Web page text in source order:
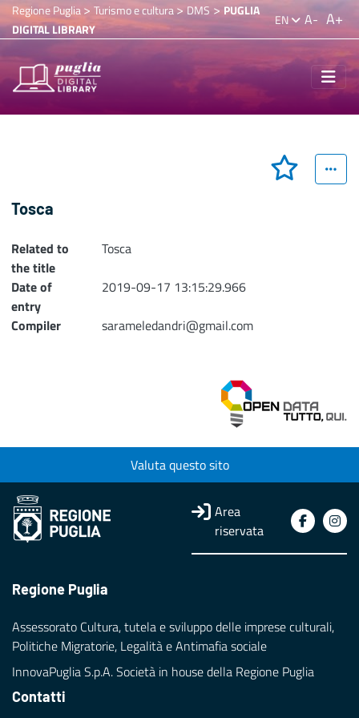
Regione Puglia> Turismo e cultura>DMS > PUGLIA
DIGITAL LIBRARY
EN A- A+
Tosca
Related to
the title
Tosca
Date of
entry
2019-09-17 13:15:29.966
Compiler
sarameledandri@gmail.com
Valuta questo sito
Area
riservata
Regione Puglia
Assessorato Cultura, tutela e sviluppo delle imprese culturali,
Politiche Migratorie, Legalità e Antimafia sociale
InnovaPuglia S.p.A. Società in house della Regione Puglia
Contatti